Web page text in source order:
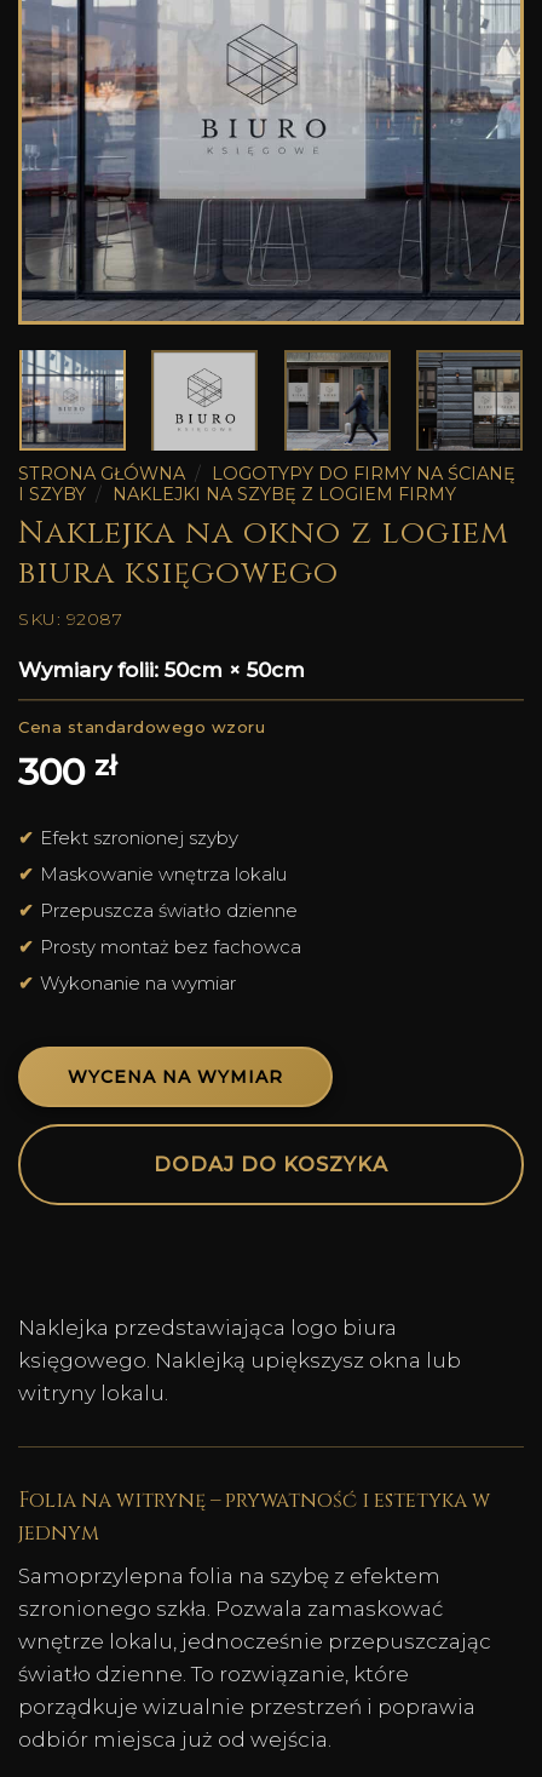
STRONA GŁÓWNA /
LOGOTYPY DO FIRMY NA ŚCIANĘ
I SZYBY / NAKLEJKI NA SZYBĘ Z LOGIEM FIRMY
Naklejka na okno z logiem
biura księgowego
SKU: 92087
Wymiary folii: 50cm × 50cm
300 zł
Efekt szronionej szyby
Maskowanie wnętrza lokalu
Przepuszcza światło dzienne
Prosty montaż bez fachowca
Wykonanie na wymiar
WYCENA NA WYMIAR
DODAJ DO KOSZYKA
Alternative:
Naklejka przedstawiająca logo biura
księgowego. Naklejką upiększysz okna lub
witryny lokalu.
Folia na witrynę – prywatność i estetyka w
jednym
Samoprzylepna folia na szybę z efektem
szronionego szkła. Pozwala zamaskować
wnętrze lokalu, jednocześnie przepuszczając
światło dzienne. To rozwiązanie, które
porządkuje wizualnie przestrzeń i poprawia
odbiór miejsca już od wejścia.